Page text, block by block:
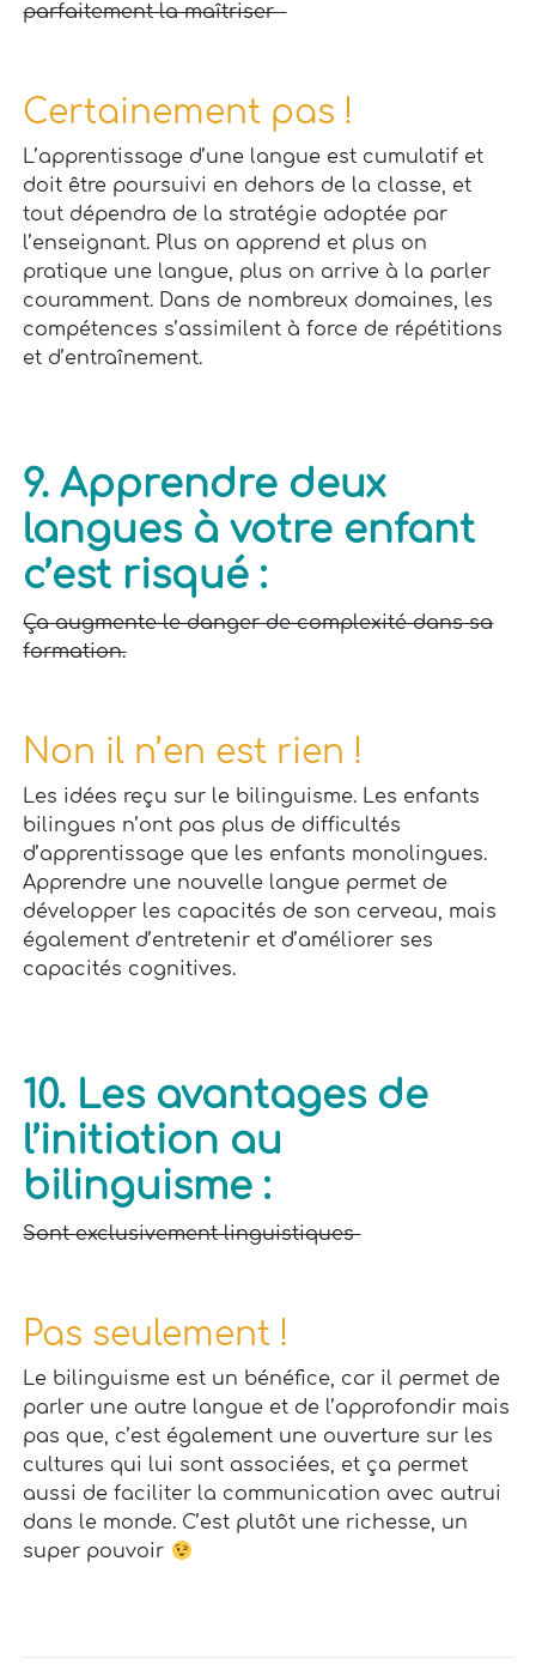
parfaitement la maîtriser
Certainement pas !
L’apprentissage d’une langue est cumulatif et
doit être poursuivi en dehors de la classe, et
tout dépendra de la stratégie adoptée par
l’enseignant. Plus on apprend et plus on
pratique une langue, plus on arrive à la parler
couramment. Dans de nombreux domaines, les
compétences s’assimilent à force de répétitions
et d’entraînement.
9. Apprendre deux
langues à votre enfant
c’est risqué :
Ça augmente le danger de complexité dans sa
formation.
Non il n’en est rien !
Les idées reçu sur le bilinguisme. Les enfants
bilingues n’ont pas plus de difficultés
d’apprentissage que les enfants monolingues.
Apprendre une nouvelle langue permet de
développer les capacités de son cerveau, mais
également d’entretenir et d’améliorer ses
capacités cognitives.
10. Les avantages de
l’initiation au
bilinguisme :
Sont exclusivement linguistiques
Pas seulement !
Le bilinguisme est un bénéfice, car il permet de
parler une autre langue et de l’approfondir mais
pas que, c’est également une ouverture sur les
cultures qui lui sont associées, et ça permet
aussi de faciliter la communication avec autrui
dans le monde. C’est plutôt une richesse, un
super pouvoir